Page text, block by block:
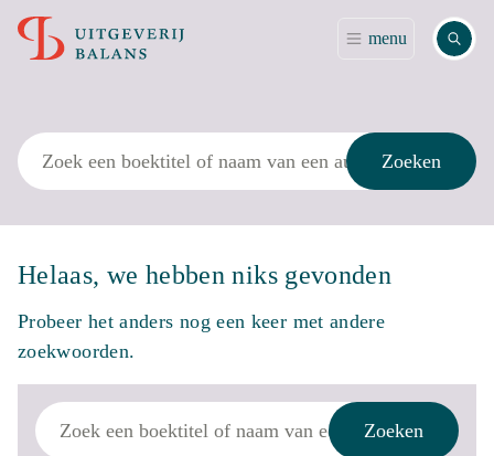
menu Zoek
Zoek
Zoeken
Helaas, we hebben niks gevonden
Probeer het anders nog een keer met andere
zoekwoorden.
Zoek
Zoeken